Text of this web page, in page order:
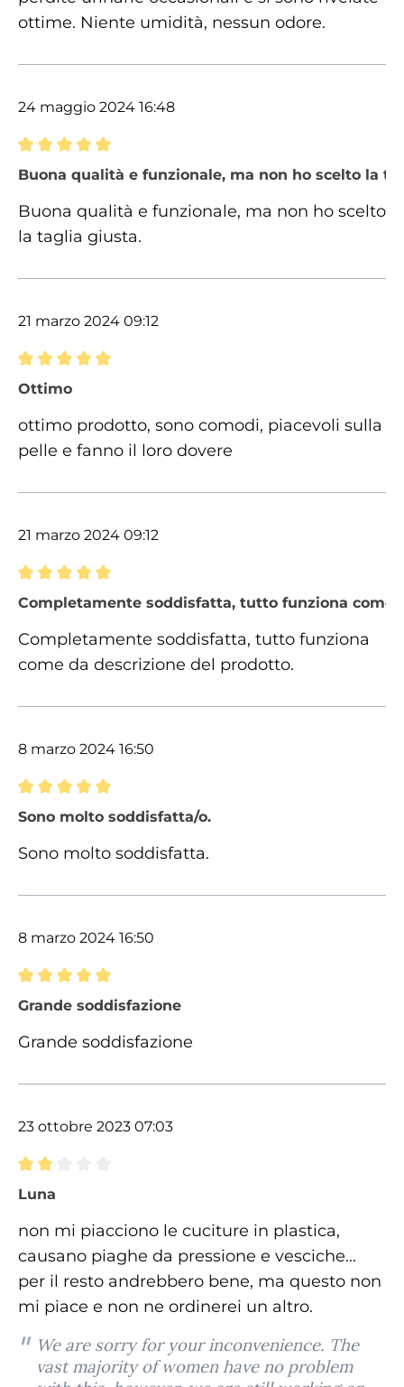
ottime. Niente umidità, nessun odore.
24 maggio 2024 16:48
Recensione con valutazione di 5 su 5 stelle
Buona qualità e funzionale, ma non ho scelto la
Buona qualità e funzionale, ma non ho scelto
la taglia giusta.
21 marzo 2024 09:12
Recensione con valutazione di 5 su 5 stelle
Ottimo
ottimo prodotto, sono comodi, piacevoli sulla
pelle e fanno il loro dovere
21 marzo 2024 09:12
Recensione con valutazione di 5 su 5 stelle
Completamente soddisfatta, tutto funziona come
Completamente soddisfatta, tutto funziona
come da descrizione del prodotto.
8 marzo 2024 16:50
Recensione con valutazione di 5 su 5 stelle
Sono molto soddisfatta/o.
Sono molto soddisfatta.
8 marzo 2024 16:50
Recensione con valutazione di 5 su 5 stelle
Grande soddisfazione
Grande soddisfazione
23 ottobre 2023 07:03
Recensione con valutazione di 2 su 5 stelle
Luna
non mi piacciono le cuciture in plastica,
causano piaghe da pressione e vesciche...
per il resto andrebbero bene, ma questo non
mi piace e non ne ordinerei un altro.
We are sorry for your inconvenience. The
vast majority of women have no problem